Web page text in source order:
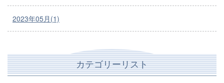
2023年05月(1)
カテゴリーリスト